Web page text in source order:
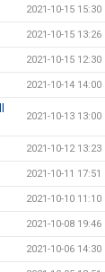
2021-10-15 15:30
2021-10-15 13:26
2021-10-15 12:30
2021-10-14 14:00
2021-10-13 13:00
2021-10-12 13:23
2021-10-11 17:51
2021-10-10 11:10
2021-10-08 19:46
2021-10-06 14:30